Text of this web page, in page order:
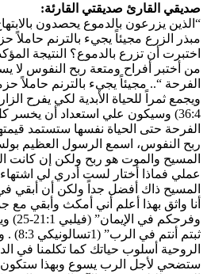
صديقي القارئ صديقتي القارئة:
“الذين يزرعون بالدموع يحصدون
اختبرت أن تزرع بالدموع؟ النتيجة
من أختبر أفراح ومتعة ربح النفوس لا
الفرحة “.. مجيئاً يجيء بالترنم حاملاً
ويجمع ثمراً للحياة الأبدية لكي يفرح
36:4) وسيكون علي استعداد أن
الفرحة حتى الحياة نفسها ستستمد
ربح النفوس، اسمع الرسول العظيم
المسيح والموت هو ربح ولكن إن كانت
عملي فماذا أختار لست أدري لي
المسيح ذاك أفضل جداً ولكن أن أبقي
أنا واثق بهذا أعلم أني أمكث وأبقي
ثبتم
الروحية أسلوب حياتك كما تكلمنا في
ستضحي لأجل الرب يسوع وبهذا ستكون